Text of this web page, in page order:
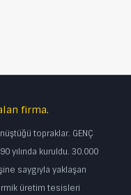
firma.
topraklar. GENÇ
yılında kuruldu. 30.000
saygıyla yaklaşan
üretim tesisleri